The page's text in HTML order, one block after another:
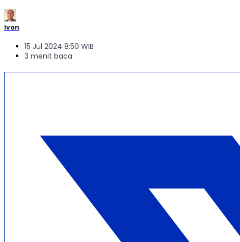
Ivan
15 Jul 2024 8:50 WIB
3 menit baca